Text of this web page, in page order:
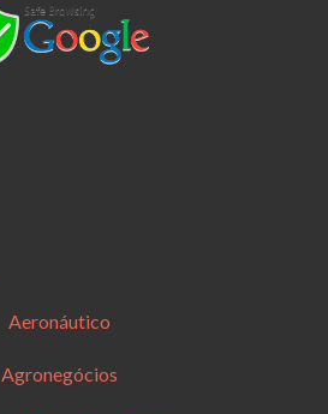
Aeronáutico
Agronegócios